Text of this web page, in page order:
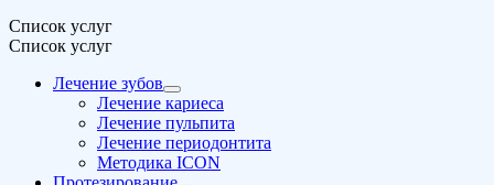
Список услуг
Список услуг
Лечение зубов
Лечение кариеса
Лечение пульпита
Лечение периодонтита
Методика ICON